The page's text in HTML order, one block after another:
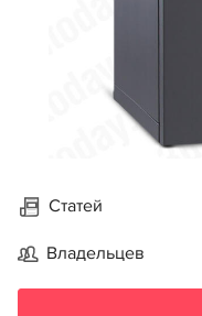
Статей
Владельцев